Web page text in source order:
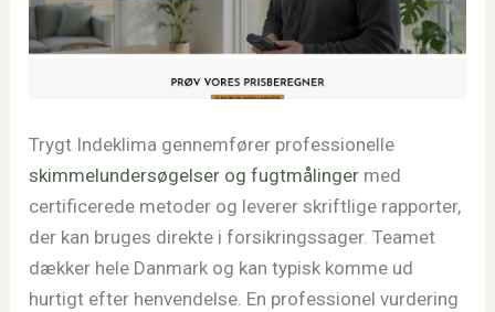
Trygt Indeklima gennemfører professionelle
skimmelundersøgelser og fugtmålinger med
certificerede metoder og leverer skriftlige rapporter,
der kan bruges direkte i forsikringssager. Teamet
dækker hele Danmark og kan typisk komme ud
hurtigt efter henvendelse. En professionel vurdering